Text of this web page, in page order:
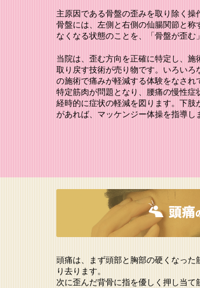
主原因である骨盤の歪みを取り除く操
骨盤には、左側と右側の仙腸関節と
なくなる状態のことを、「骨盤が歪む
当院は、歪む方向を正確に特定し、
取り戻す技術が売り物です。いろい
の施術で痛みが軽減する体験をなされ
特定筋肉が問題となり、腰痛の慢性
経時的に症状の軽減を図ります。下
があれば、マッケンジー体操を指導し
頭痛は、まず頭部と胸部の硬くなっ
り去ります。
次に歪んだ背骨に指を優しく押し当